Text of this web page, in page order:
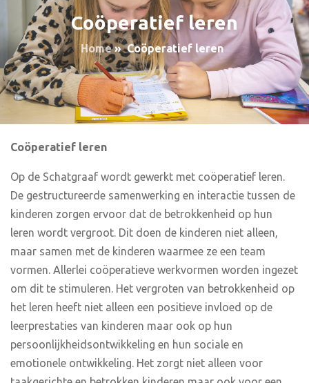
Coöperatief leren
Home» Coöperatief leren
Coöperatief leren
Op de Schatgraaf wordt gewerkt met coöperatief leren.
De gestructureerde samenwerking en interactie tussen de
kinderen zorgen ervoor dat de betrokkenheid op hun
leren wordt vergroot. Dit doen de kinderen niet alleen,
maar samen met de kinderen waarmee ze een team
vormen. Allerlei coöperatieve werkvormen worden ingezet
om dit te stimuleren. Het vergroten van betrokkenheid op
het leren heeft niet alleen een positieve invloed op de
leerprestaties van kinderen maar ook op hun
persoonlijkheidsontwikkeling en hun sociale en
emotionele ontwikkeling. Het zorgt niet alleen voor